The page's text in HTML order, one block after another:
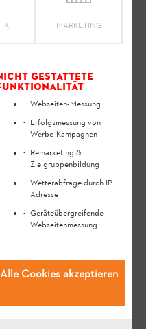
ich für meinen
wird für
MARKETING
gestattete
Webseiten-Messung
Erfolgsmessung von
Werbe-Kampagnen
Remarketing &
Zielgruppenbildung
Wetterabfrage durch IP
Adresse
Geräteübergreifende
Webseitenmessung
Alle Cookies akzeptieren